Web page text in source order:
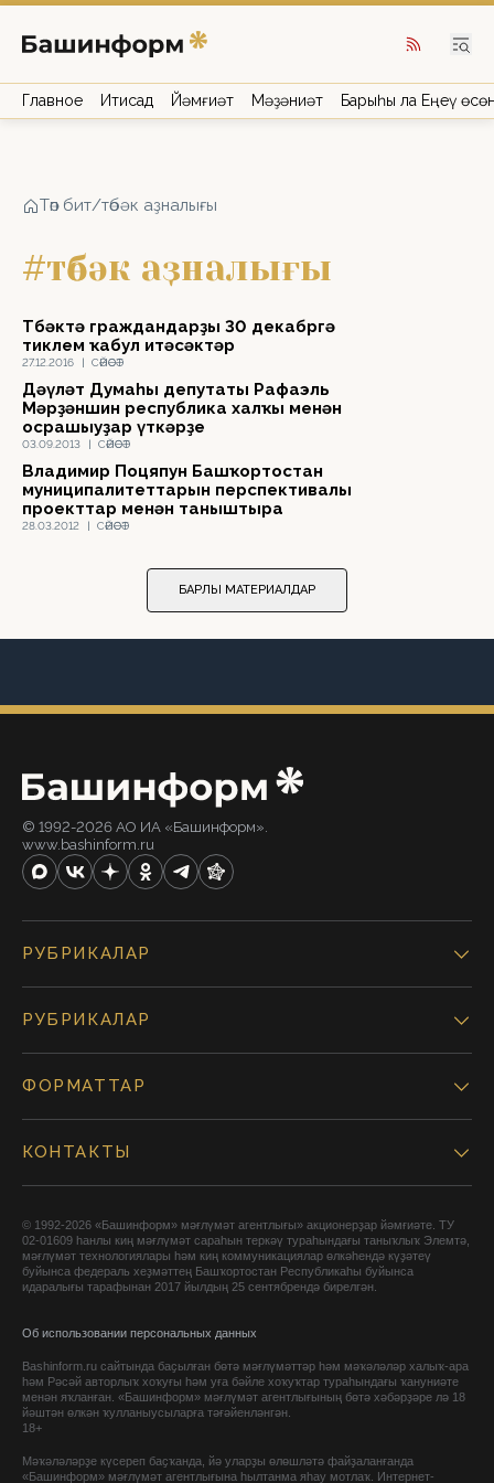
Главное Иҡтисад Йәмғиәт Мәҙәниәт Барыһы ла Еңеү
Төп бит/төбәк аҙналығы
#төбәк аҙналығы
27.12.2016 | СӘЙӘСӘТ
Төбәктә граждандарҙы 30 декабргә
тиклем ҡабул итәсәктәр
03.09.2013 | СӘЙӘСӘТ
Дәүләт Думаһы депутаты Рафаэль
Мәрҙәншин республика халҡы менән
осрашыуҙар үткәрҙе
28.03.2012 | СӘЙӘСӘТ
Владимир Поцяпун Башҡортостан
муниципалитеттарын перспективалы
проекттар менән таныштыра
БАРЛЫҠ МАТЕРИАЛДАР
© 1992-2026 АО ИА «Башинформ».
www.bashinform.ru
РУБРИКАЛАР
РУБРИКАЛАР
ФОРМАТТАР
КОНТАКТЫ
© 1992-2026 «Башинформ» мәғлүмәт агентлығы» акционерҙар йәмғиәте. ТУ
02-01609 һанлы киң мәғлүмәт сараһын теркәү тураһындағы таныҡлыҡ Элемтә,
мәғлүмәт технологиялары һәм киң коммуникациялар өлкәһендә күҙәтеү
буйынса федераль хеҙмәттең Башҡортостан Республикаһы буйынса
идаралығы тарафынан 2017 йылдың 25 сентябрендә бирелгән.
Об использовании персональных данных
Bashinform.ru сайтында баҫылған бөтә мәғлүмәттәр һәм мәҡәләләр халыҡ-ара
һәм Рәсәй авторлыҡ хоҡуғы һәм уға бәйле хоҡуҡтар тураһындағы ҡануниәте
менән яҡланған. «Башинформ» мәғлүмәт агентлығының бөтә хәбәрҙәре лә 18
йәштән өлкән ҡулланыусыларға тәғәйенләнгән.
18+
Мәҡәләләрҙе күсереп баҫҡанда, йә уларҙы өлөшләтә файҙаланғанда
«Башинформ» мәғлүмәт агентлығына һылтанма яһау мотлаҡ. Интернет-